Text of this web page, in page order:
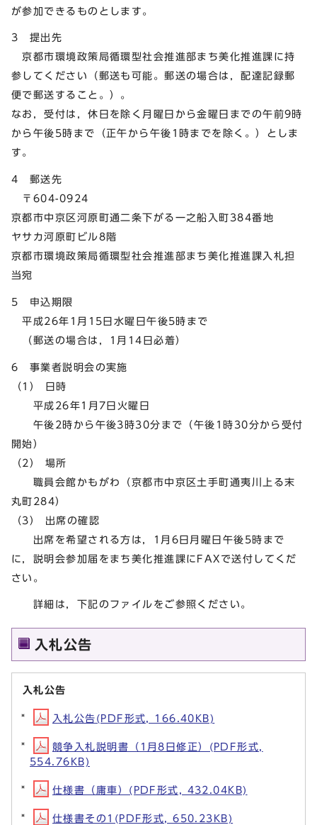
が参加できるものとします。
3 提出先
京都市環境政策局循環型社会推進部まち美化推進課に持
参してください（郵送も可能。郵送の場合は，配達記録郵
便で郵送すること。）。
なお，受付は，休日を除く月曜日から金曜日までの午前9時
から午後5時まで（正午から午後1時までを除く。）としま
す。
4 郵送先
〒604-0924
京都市中京区河原町通二条下がる一之船入町384番地
ヤサカ河原町ビル8階
京都市環境政策局循環型社会推進部まち美化推進課入札担
当宛
5 申込期限
平成26年1月15日水曜日午後5時まで
（郵送の場合は，1月14日必着）
6 事業者説明会の実施
（1） 日時
平成26年1月7日火曜日
午後2時から午後3時30分まで（午後1時30分から受付
開始）
（2） 場所
職員会館かもがわ（京都市中京区土手町通夷川上る末
丸町284）
（3） 出席の確認
出席を希望される方は，1月6日月曜日午後5時まで
に，説明会参加届をまち美化推進課にFAXで送付してくだ
さい。
詳細は，下記のファイルをご参照ください。
入札公告
入札公告
入札公告(PDF形式, 166.40KB)
競争入札説明書（1月8日修正）(PDF形式,
554.76KB)
仕様書（庸車）(PDF形式, 432.04KB)
仕様書その1(PDF形式, 650.23KB)